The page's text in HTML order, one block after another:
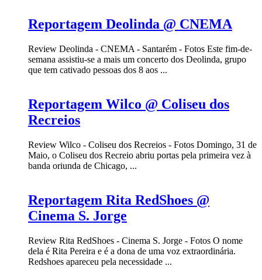
Reportagem Deolinda @ CNEMA
Review Deolinda - CNEMA - Santarém - Fotos Este fim-de-
semana assistiu-se a mais um concerto dos Deolinda, grupo
que tem cativado pessoas dos 8 aos ...
Reportagem Wilco @ Coliseu dos
Recreios
Review Wilco - Coliseu dos Recreios - Fotos Domingo, 31 de
Maio, o Coliseu dos Recreio abriu portas pela primeira vez à
banda oriunda de Chicago, ...
Reportagem Rita RedShoes @
Cinema S. Jorge
Review Rita RedShoes - Cinema S. Jorge - Fotos O nome
dela é Rita Pereira e é a dona de uma voz extraordinária.
Redshoes apareceu pela necessidade ...